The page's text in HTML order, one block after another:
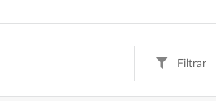
Filtrar